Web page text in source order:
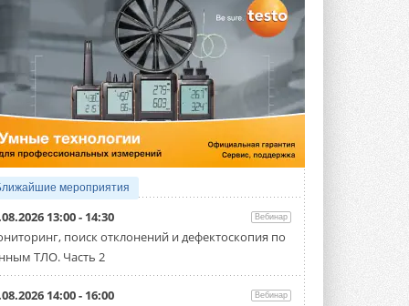
Гибридный тепловой насос PV/T
с одним общим испарителем
Исследователи предложили
конструкцию двухисточникового ...
5 АВГУСТА 2026
21-й ежегодный форум
«ЦОД-2026»
Мероприятие пройдет 2-3 сентября в
отеле Radisson Slavyanskaya. Форум
посетит более двух тысяч участников ...
5 АВГУСТА 2026
Китайская Shenling представила
линейку тепловых насосов
«воздух-вода» на R290
Серия ThermaX R290 All-In-One
включает три модели ...
мероприятия
13:00 - 14:30 Вебинар
поиск отклонений и дефектоскопия по
ТЛО. Часть 2
14:00 - 16:00 Вебинар